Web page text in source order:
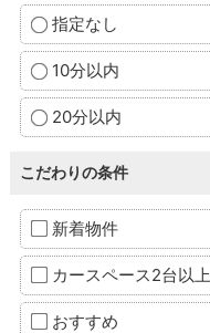
指定なし
10分以内
20分以内
こだわりの条件
新着物件
カースペース2台以上
おすすめ